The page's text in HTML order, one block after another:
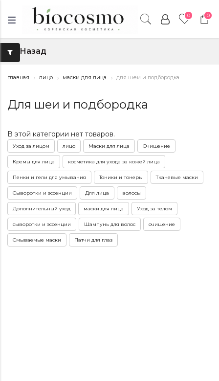
0 0
↑ Назад
главная лицо маски для лица для шеи и подбородка
Для шеи и подбородка
В этой категории нет товаров.
Уход за лицом лицо Маски для лица Очищение
Кремы для лица косметика для ухода за кожей лица
Пенки и гели для умывания Тоники и тонеры Тканевые маски
Сыворотки и эссенции Для лица волосы
Дополнительный уход маски для лица Уход за телом
сыворотки и эссенции Шампунь для волос очищение
Смываемые маски Патчи для глаз